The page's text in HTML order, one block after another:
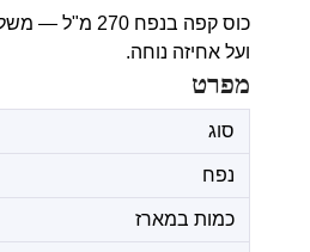
כוס קפה
ועל אחיזה נוחה.
מפרט
סוג
נפח
כמות במארז